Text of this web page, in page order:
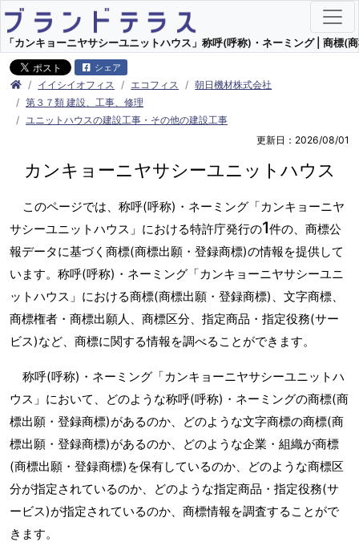
「カンキョーニヤサシーユニットハウス」称呼(呼称)・ネーミング | 商標(
シェア
イイシイオフィス エコフィス
朝日機材株式会社
第３７類 建設、工事、修理
ユニットハウスの建設工事・その他の建設工事
更新日：2026/08/01
カンキョーニヤサシーユニットハウス
このページでは、称呼(呼称)・ネーミング「カンキョーニヤ
サシーユニットハウス」における特許庁発行の1件の、商標公
報データに基づく商標(商標出願・登録商標)の情報を提供して
います。称呼(呼称)・ネーミング「カンキョーニヤサシーユニ
ットハウス」における商標(商標出願・登録商標)、文字商標、
商標権者・商標出願人、商標区分、指定商品・指定役務(サー
ビス)など、商標に関する情報を調べることができます。
称呼(呼称)・ネーミング「カンキョーニヤサシーユニットハ
ウス」において、どのような称呼(呼称)・ネーミングの商標(商
標出願・登録商標)があるのか、どのような文字商標の商標(商
標出願・登録商標)があるのか、どのような企業・組織が商標
(商標出願・登録商標)を保有しているのか、どのような商標区
分が指定されているのか、どのような指定商品・指定役務(サ
ービス)が指定されているのか、商標情報を調査することがで
きます。